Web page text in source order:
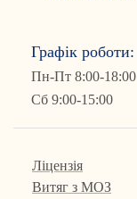
Графік роботи:
Пн-Пт 8:00-18:00
Сб 9:00-15:00
Ліцензія
Витяг з МОЗ